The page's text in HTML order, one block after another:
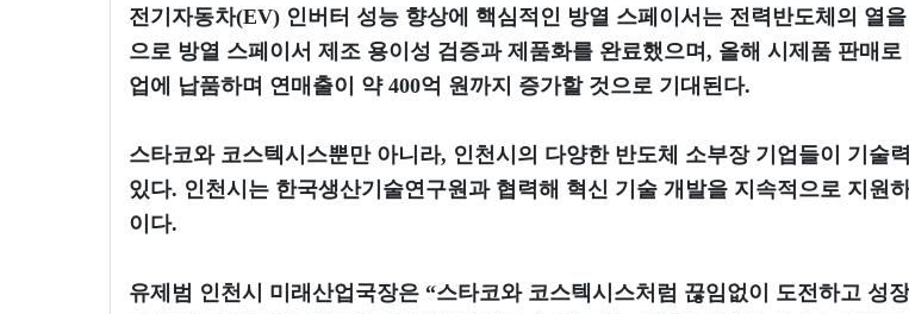
전기자동차(EV) 인버터 성능 향상에 핵심적인 방열 스페이서는 전력반도체의 열
으로 방열 스페이서 제조 용이성 검증과 제품화를 완료했으며, 올해 시제품 판매
업에 납품하며 연매출이 약 400억 원까지 증가할 것으로 기대된다.
스타코와 코스텍시스뿐만 아니라, 인천시의 다양한 반도체 소부장 기업들이 기술
있다. 인천시는 한국생산기술연구원과 협력해 혁신 기술 개발을 지속적으로 지원
이다.
유제범 인천시 미래산업국장은 “스타코와 코스텍시스처럼 끊임없이 도전하고 성